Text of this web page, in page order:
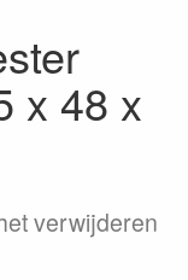
x 48 x
verwijderen